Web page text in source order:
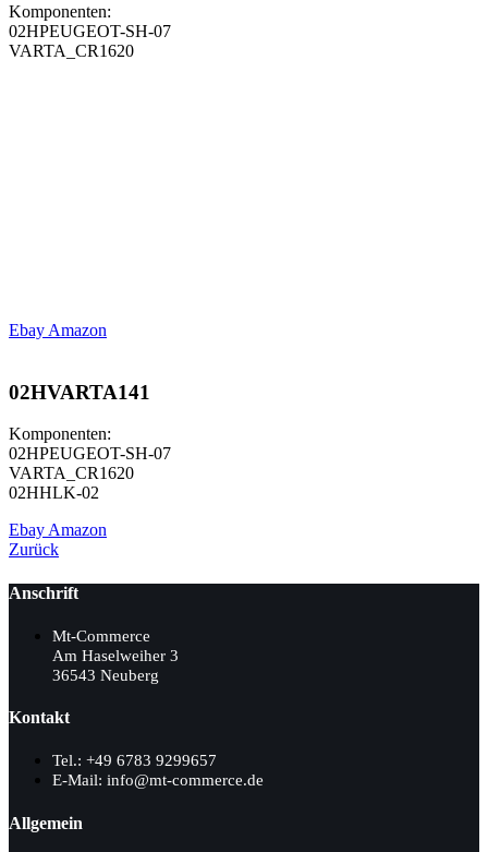
Komponenten:
02HPEUGEOT-SH-07
VARTA_CR1620
Ebay Amazon
02HVARTA141
Komponenten:
02HPEUGEOT-SH-07
VARTA_CR1620
02HHLK-02
Ebay Amazon
Zurück
Anschrift
Mt-Commerce
Am Haselweiher 3
36543 Neuberg
Kontakt
Tel.: +49 6783 9299657
E-Mail: info@mt-commerce.de
Allgemein